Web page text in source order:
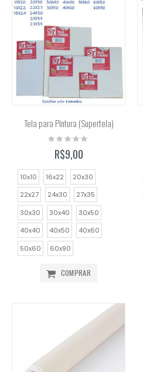
Tela para Pintura (Supertela)
Rating:
0%
R$9,00
10x10 16x22
20x30
22x27
24x30
27x35
30x30
30x40
30x50
40x40
40x50
40x60
50x60
60x90
COMPRAR